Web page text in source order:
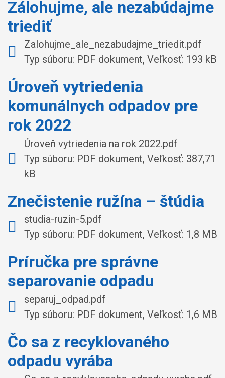
Zálohujme, ale nezabúdajme
triediť
Zalohujme_ale_nezabudajme_triedit.pdf
Typ súboru: PDF dokument, Veľkosť: 193 kB
Úroveň vytriedenia
komunálnych odpadov pre
rok 2022
Úroveň vytriedenia na rok 2022.pdf
Typ súboru: PDF dokument, Veľkosť: 387,71
kB
Znečistenie ružína – štúdia
studia-ruzin-5.pdf
Typ súboru: PDF dokument, Veľkosť: 1,8 MB
Príručka pre správne
separovanie odpadu
separuj_odpad.pdf
Typ súboru: PDF dokument, Veľkosť: 1,6 MB
Čo sa z recyklovaného
odpadu vyrába